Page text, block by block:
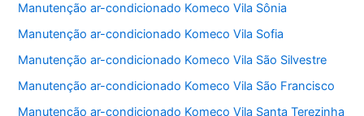
Manutenção ar-condicionado Komeco Vila Sônia
Manutenção ar-condicionado Komeco Vila Sofia
Manutenção ar-condicionado Komeco Vila São Silvestre
Manutenção ar-condicionado Komeco Vila São Francisco
Manutenção ar-condicionado Komeco Vila Santa Terezinha